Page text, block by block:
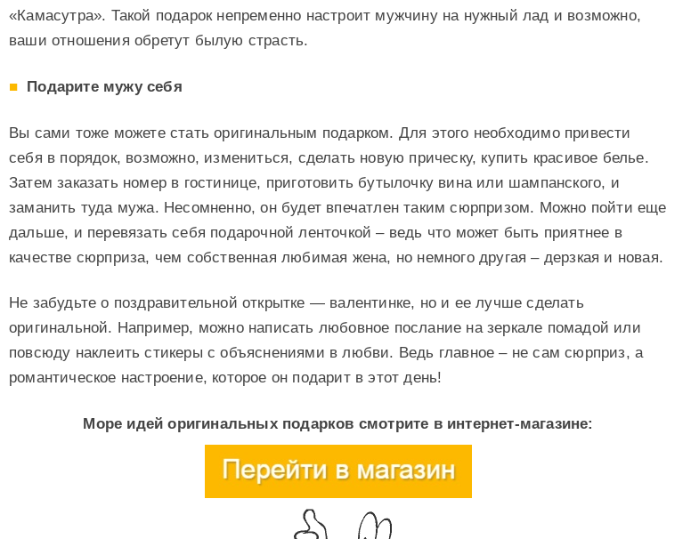
«Камасутра». Такой подарок непременно настроит мужчину на нужный лад и возможно,
ваши отношения обретут былую страсть.
Подарите мужу себя
Вы сами тоже можете стать оригинальным подарком. Для этого необходимо привести
себя в порядок, возможно, измениться, сделать новую прическу, купить красивое белье.
Затем заказать номер в гостинице, приготовить бутылочку вина или шампанского, и
заманить туда мужа. Несомненно, он будет впечатлен таким сюрпризом. Можно пойти еще
дальше, и перевязать себя подарочной ленточкой – ведь что может быть приятнее в
качестве сюрприза, чем собственная любимая жена, но немного другая – дерзкая и новая.
Не забудьте о поздравительной открытке — валентинке, но и ее лучше сделать
оригинальной. Например, можно написать любовное послание на зеркале помадой или
повсюду наклеить стикеры с объяснениями в любви. Ведь главное – не сам сюрприз, а
романтическое настроение, которое он подарит в этот день!
Море идей оригинальных подарков смотрите в интернет-магазине: